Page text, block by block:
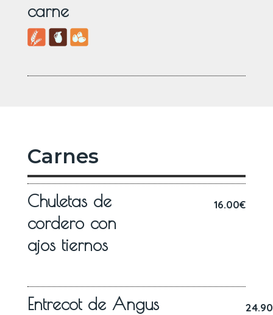
carne
Carnes
Chuletas de
cordero con
ajos tiernos
16.00€
Entrecot de Angus